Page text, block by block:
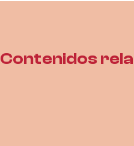
Contenidos